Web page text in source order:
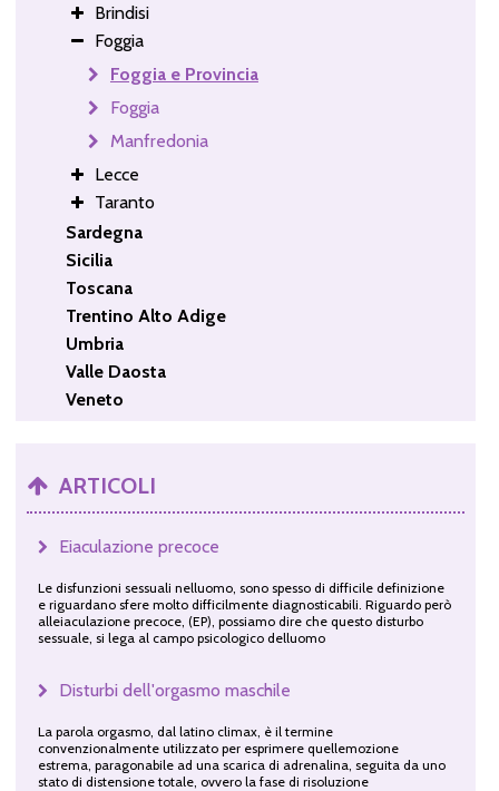
Brindisi
Foggia
Foggia e Provincia
Foggia
Manfredonia
Lecce
Taranto
Sardegna
Sicilia
Toscana
Trentino Alto Adige
Umbria
Valle Daosta
Veneto
ARTICOLI
Eiaculazione precoce
Le disfunzioni sessuali nelluomo, sono spesso di difficile definizione
e riguardano sfere molto difficilmente diagnosticabili. Riguardo però
alleiaculazione precoce, (EP), possiamo dire che questo disturbo
sessuale, si lega al campo psicologico delluomo
Disturbi dell'orgasmo maschile
La parola orgasmo, dal latino climax, è il termine
convenzionalmente utilizzato per esprimere quellemozione
estrema, paragonabile ad una scarica di adrenalina, seguita da uno
stato di distensione totale, ovvero la fase di risoluzione